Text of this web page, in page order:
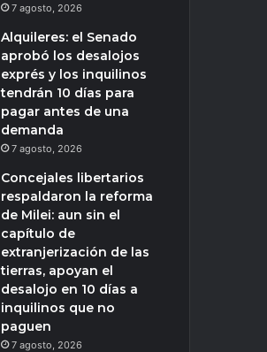
7 agosto, 2026
Alquileres: el Senado
aprobó los desalojos
exprés y los inquilinos
tendrán 10 días para
pagar antes de una
demanda
7 agosto, 2026
Concejales libertarios
respaldaron la reforma
de Milei: aun sin el
capítulo de
extranjerización de las
tierras, apoyan el
desalojo en 10 días a
inquilinos que no
paguen
7 agosto, 2026